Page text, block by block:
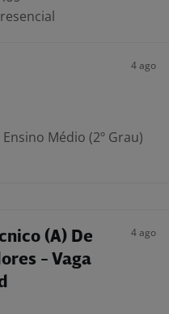
4 ago
Ensino Médio (2º Grau)
(A) De
- Vaga
4 ago